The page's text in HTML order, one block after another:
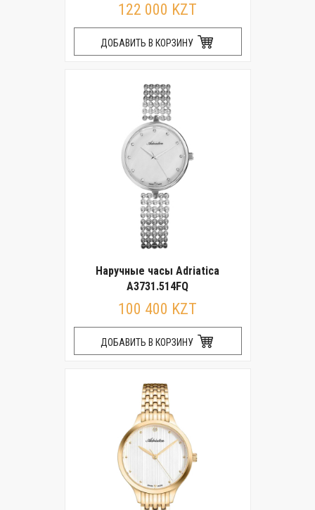
122 000 KZT
ДОБАВИТЬ В КОРЗИНУ
Наручные часы Adriatica
A3731.514FQ
100 400 KZT
ДОБАВИТЬ В КОРЗИНУ